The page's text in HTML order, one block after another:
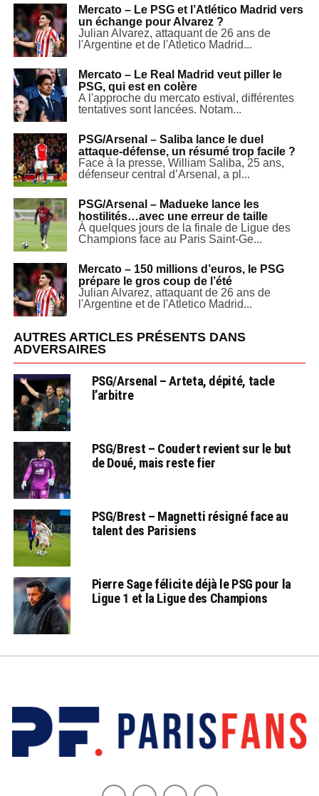
Mercato – Le PSG et l’Atlético Madrid vers
un échange pour Alvarez ?
Julian Alvarez, attaquant de 26 ans de
l'Argentine et de l'Atletico Madrid...
Mercato – Le Real Madrid veut piller le
PSG, qui est en colère
A l'approche du mercato estival, différentes
tentatives sont lancées. Notam...
PSG/Arsenal – Saliba lance le duel
attaque-défense, un résumé trop facile ?
Face à la presse, William Saliba, 25 ans,
défenseur central d’Arsenal, a pl...
PSG/Arsenal – Madueke lance les
hostilités…avec une erreur de taille
À quelques jours de la finale de Ligue des
Champions face au Paris Saint-Ge...
Mercato – 150 millions d’euros, le PSG
prépare le gros coup de l’été
Julian Alvarez, attaquant de 26 ans de
l'Argentine et de l'Atletico Madrid...
AUTRES ARTICLES PRÉSENTS DANS
ADVERSAIRES
PSG/Arsenal – Arteta, dépité, tacle
l’arbitre
PSG/Brest – Coudert revient sur le but
de Doué, mais reste fier
PSG/Brest – Magnetti résigné face au
talent des Parisiens
Pierre Sage félicite déjà le PSG pour la
Ligue 1 et la Ligue des Champions